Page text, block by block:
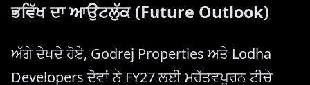
ਭਵਿੱਖ ਦਾ ਆਉਟਲੁੱਕ (Future Outlook)
ਅੱਗੇ ਦੇਖਦੇ ਹੋਏ, Godrej Properties ਅਤੇ Lodha
Developers ਦੋਵਾਂ ਨੇ FY27 ਲਈ ਮਹੱਤਵਪੂਰਨ ਟੀਚੇ